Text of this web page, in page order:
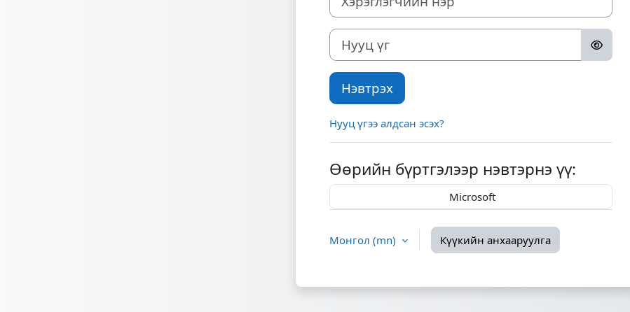
Нууц үг
Нэвтрэх
Нууц үгээ алдсан эсэх?
Өөрийн бүртгэлээр нэвтэрнэ үү:
Microsoft
Монгол ‎(mn)‎ Күүкийн анхааруулга